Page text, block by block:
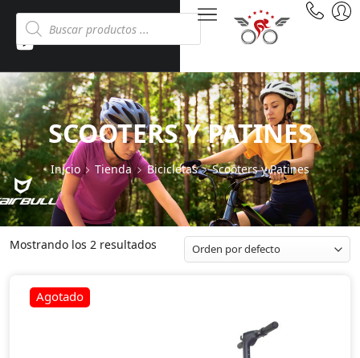
SCOOTERS Y PATINES
Inicio Tienda Bicicletas Scooters y Patines
Mostrando los 2 resultados